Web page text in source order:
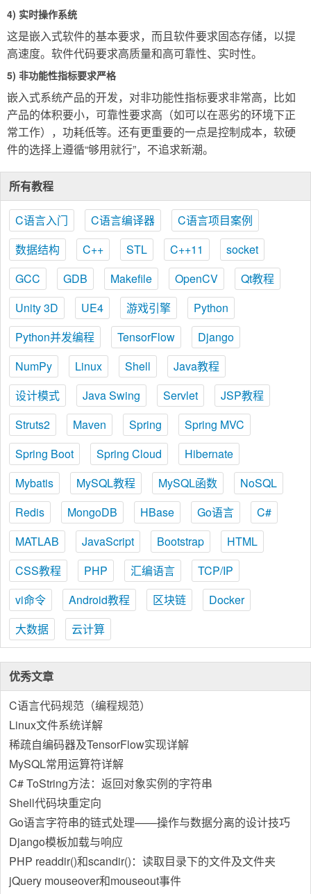
4) 实时操作系统
这是嵌入式软件的基本要求，而且软件要求固态存储，以提
高速度。软件代码要求高质量和高可靠性、实时性。
5) 非功能性指标要求严格
嵌入式系统产品的开发，对非功能性指标要求非常高，比如
产品的体积要小，可靠性要求高（如可以在恶劣的环境下正
常工作），功耗低等。还有更重要的一点是控制成本，软硬
件的选择上遵循“够用就行”，不追求新潮。
所有教程
C语言入门 C语言编译器
C语言项目案例
数据结构
C++ STL C++11
socket
GCC
GDB Makefile OpenCV
Qt教程
Unity 3D
UE4 游戏引擎
Python
Python并发编程
TensorFlow
Django
NumPy
Linux Shell
Java教程
设计模式
Java Swing Servlet
JSP教程
Struts2
Maven Spring
Spring MVC
Spring Boot
Spring Cloud
Hibernate
Mybatis
MySQL教程 MySQL函数
NoSQL
Redis
MongoDB HBase Go语言
C#
MATLAB
JavaScript Bootstrap
HTML
CSS教程
PHP 汇编语言
TCP/IP
vi命令
Android教程 区块链
Docker
大数据
云计算
优秀文章
C语言代码规范（编程规范）
Linux文件系统详解
稀疏自编码器及TensorFlow实现详解
MySQL常用运算符详解
C# ToString方法：返回对象实例的字符串
Shell代码块重定向
Go语言字符串的链式处理——操作与数据分离的设计技巧
Django模板加载与响应
PHP readdir()和scandir()：读取目录下的文件及文件夹
jQuery mouseover和mouseout事件